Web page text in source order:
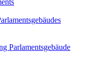
Parlamentsgebäude